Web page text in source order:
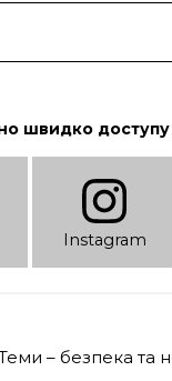
швидко доступу
Instagram
– безпека та